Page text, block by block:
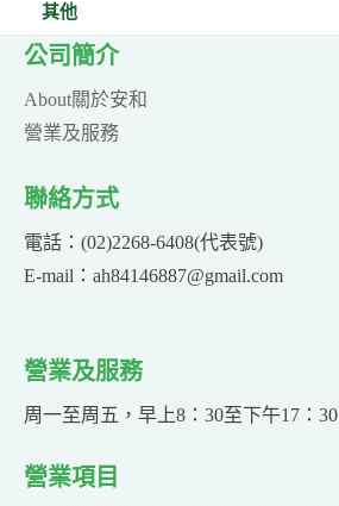
其他
公司簡介
About關於安和
營業及服務
聯絡方式
電話：(02)2268-6408(代表號)
E-mail：ah84146887@gmail.com
營業及服務
周一至周五，早上8：30至下午17：30
營業項目